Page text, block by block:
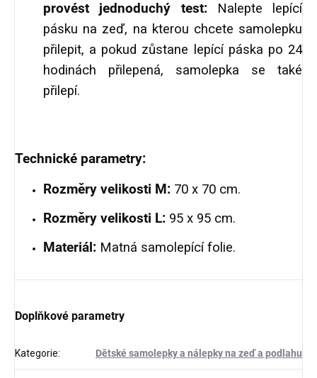
provést jednoduchý test:Nalepte lepící
pásku na zeď, na kterou chcete samolepku
přilepit, a pokud zůstane lepící páska po 24
hodinách přilepená, samolepka se také
přilepí.
Technické parametry:
Rozměry velikosti M: 70 x 70 cm.
Rozměry velikosti L: 95 x 95 cm.
Materiál: Matná samolepící folie.
Doplňkové parametry
Kategorie: Dětské samolepky a nálepky na zeď a podlahu